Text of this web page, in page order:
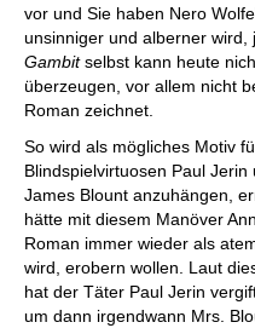
vor und Sie haben Nero
unsinniger und alberner
Gambitselbst kann heute
überzeugen, vor allem nicht
Roman zeichnet.
So wird als mögliches Motiv
Blindspielvirtuosen Paul
James Blount anzuhängen,
hätte mit diesem Manöver
Roman immer wieder als
wird, erobern wollen. Laut
hat der Täter Paul Jerin
um dann irgendwann Mrs.